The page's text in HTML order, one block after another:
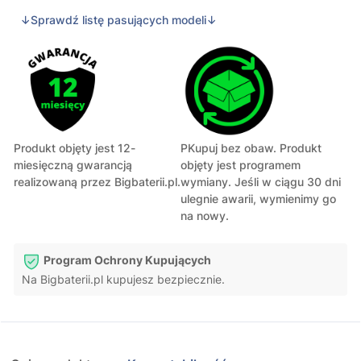
↓Sprawdź listę pasujących modeli↓
Produkt objęty jest 12-
miesięczną gwarancją
realizowaną przez Bigbaterii.pl.
PKupuj bez obaw. Produkt
objęty jest programem
wymiany. Jeśli w ciągu 30 dni
ulegnie awarii, wymienimy go
na nowy.
Program Ochrony Kupujących
Na Bigbaterii.pl kupujesz bezpiecznie.